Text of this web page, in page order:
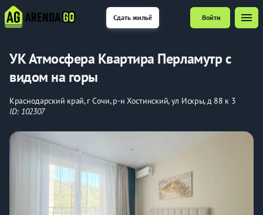
Сдать жильё Войти menu
УК Атмосфера Квартира Перламутр с
видом на горы
Краснодарский край, г Сочи, р-н Хостинский, ул Искры, д 88 к 3
ID: 102307